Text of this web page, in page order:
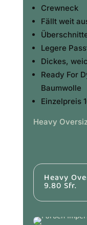
Crewneck
Fällt weit
Legere
Dickes,
Ready For
Baumwolle
Einzelpreis
Heavy
Heavy
9.80 Sfr.